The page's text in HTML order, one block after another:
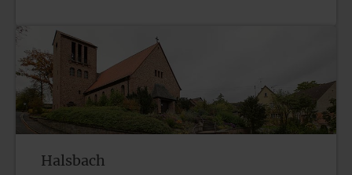
Halsbach